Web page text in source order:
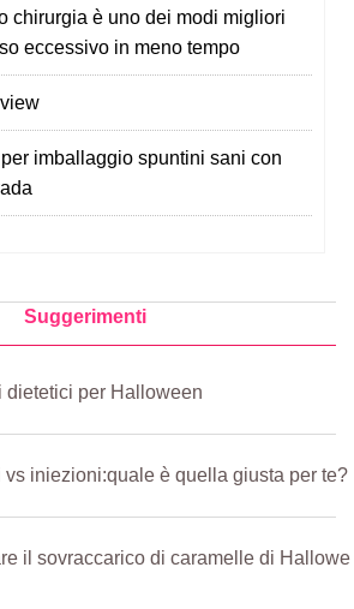
chirurgia è uno dei modi migliori
eccessivo in meno tempo
imballaggio spuntini sani con
Suggerimenti
dietetici per Halloween
vs iniezioni:quale è quella giusta per te?
il sovraccarico di caramelle di Hallowe